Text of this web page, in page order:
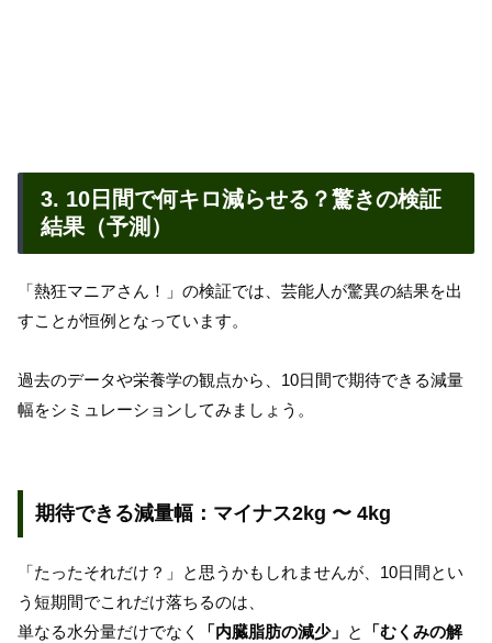
3. 10日間で何キロ減らせる？驚きの検証
結果（予測）
「熱狂マニアさん！」の検証では、芸能人が驚異の結果を出
すことが恒例となっています。
過去のデータや栄養学の観点から、10日間で期待できる減量
幅をシミュレーションしてみましょう。
期待できる減量幅：マイナス2kg 〜 4kg
「たったそれだけ？」と思うかもしれませんが、10日間とい
う短期間でこれだけ落ちるのは、
単なる水分量だけでなく
「内臓脂肪の減少」 と
「むくみの解